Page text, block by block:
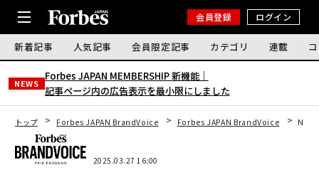
会員登録 ログイン
新着記事 人気記事 会員限定記事 カテゴリ 連載
NEWS
Forbes JAPAN MEMBERSHIP 新機能｜
記事ページ内の広告表示を最小限にしました
トップ Forbes JAPAN BrandVoice Forbes JAPAN BrandVoice NEC
2025.03.27 16:00